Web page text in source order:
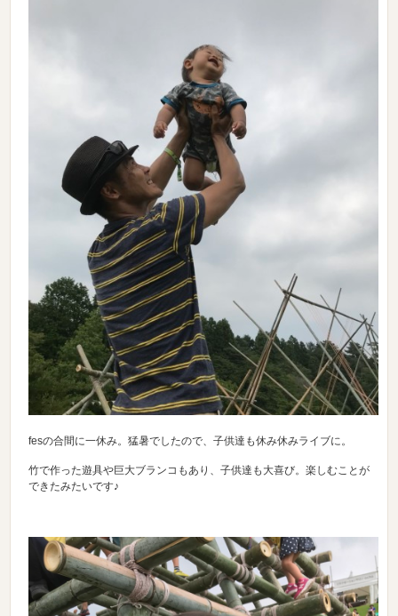
fesの合間に一休み。猛暑でしたので、子供達も休み休みライブに。
竹で作った遊具や巨大ブランコもあり、子供達も大喜び。楽しむことが
できたみたいです♪